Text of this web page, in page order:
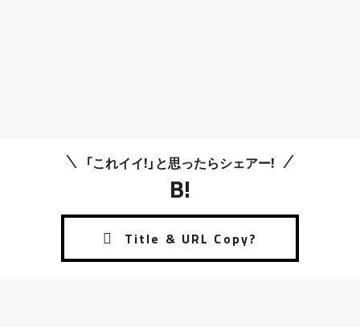
「これイイ!」と思ったらシェアー!
B!